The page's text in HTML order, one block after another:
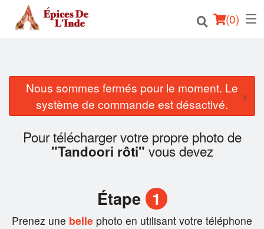
(0)
Commander en ligne
Emplacement
Nous sommes fermés pour le moment. Le
système de commande est désactivé.
×
Pour télécharger votre propre photo de
"Tandoori rôti" vous devez
Étape 1
Prenez une belle photo en utilisant votre téléphone